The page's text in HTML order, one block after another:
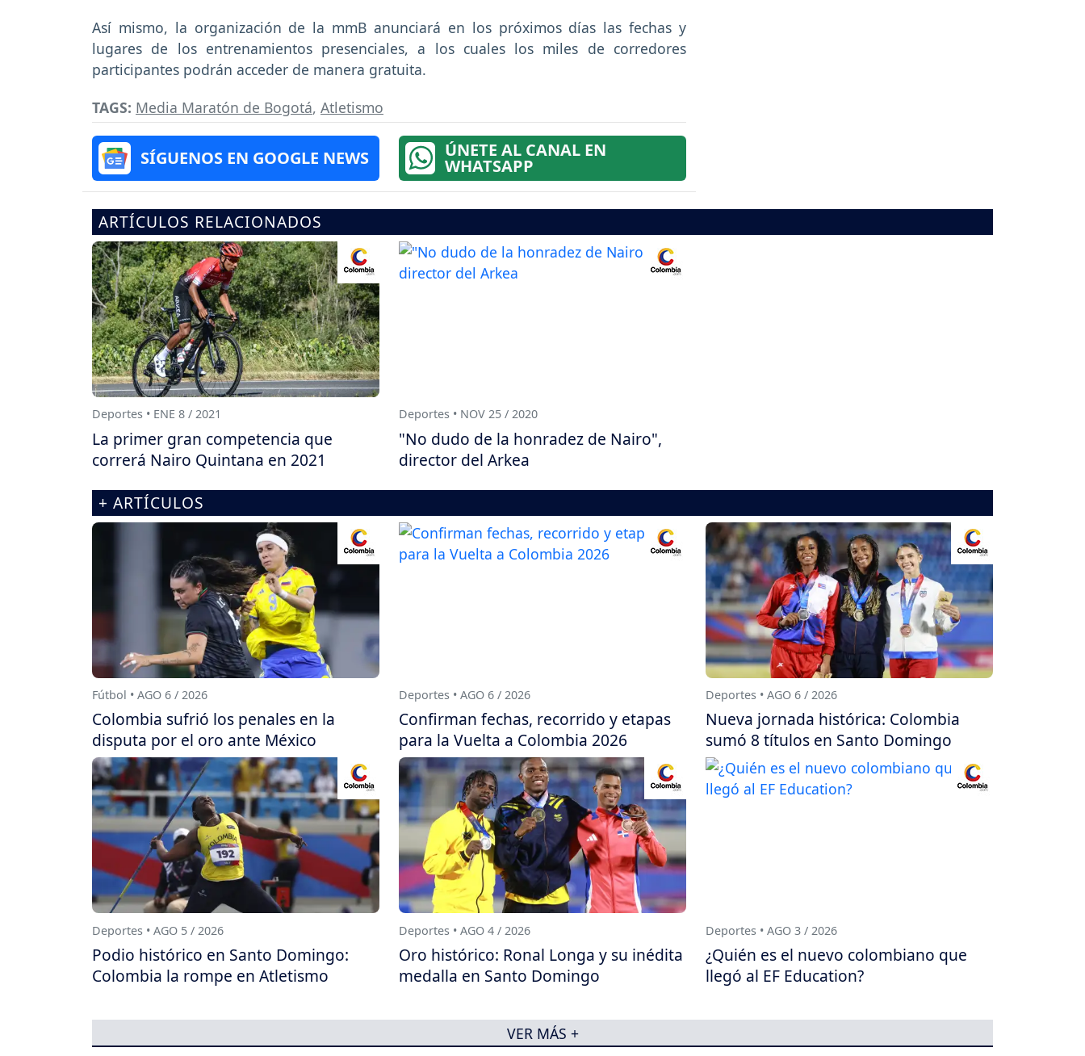
Así mismo, la organización de la mmB anunciará en los próximos días las fechas y
lugares de los entrenamientos presenciales, a los cuales los miles de corredores
participantes podrán acceder de manera gratuita.
TAGS: Media Maratón de Bogotá, Atletismo
SÍGUENOS EN GOOGLE NEWS ÚNETE AL CANAL EN
WHATSAPP
ARTÍCULOS RELACIONADOS
Deportes • ENE 8 / 2021
La primer gran competencia que
correrá Nairo Quintana en 2021
Deportes • NOV 25 / 2020
"No dudo de la honradez de Nairo",
director del Arkea
+ ARTÍCULOS
Fútbol • AGO 6 / 2026
Colombia sufrió los penales en la
disputa por el oro ante México
Deportes • AGO 6 / 2026
Confirman fechas, recorrido y etapas
para la Vuelta a Colombia 2026
Deportes • AGO 6 / 2026
Nueva jornada histórica: Colombia
sumó 8 títulos en Santo Domingo
Deportes • AGO 5 / 2026
Podio histórico en Santo Domingo:
Colombia la rompe en Atletismo
Deportes • AGO 4 / 2026
Oro histórico: Ronal Longa y su inédita
medalla en Santo Domingo
Deportes • AGO 3 / 2026
¿Quién es el nuevo colombiano que
llegó al EF Education?
VER MÁS +